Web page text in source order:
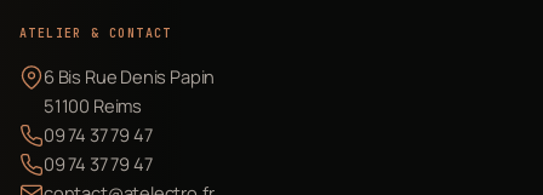
ATELIER & CONTACT
6 Bis Rue Denis Papin
51100 Reims
09 74 37 79 47
09 74 37 79 47